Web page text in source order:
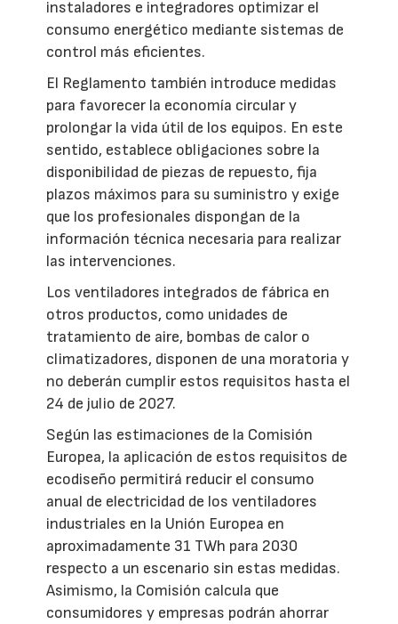
instaladores e integradores optimizar el
consumo energético mediante sistemas de
control más eficientes.
El Reglamento también introduce medidas
para favorecer la economía circular y
prolongar la vida útil de los equipos. En este
sentido, establece obligaciones sobre la
disponibilidad de piezas de repuesto, fija
plazos máximos para su suministro y exige
que los profesionales dispongan de la
información técnica necesaria para realizar
las intervenciones.
Los ventiladores integrados de fábrica en
otros productos, como unidades de
tratamiento de aire, bombas de calor o
climatizadores, disponen de una moratoria y
no deberán cumplir estos requisitos hasta el
24 de julio de 2027.
Según las estimaciones de la Comisión
Europea, la aplicación de estos requisitos de
ecodiseño permitirá reducir el consumo
anual de electricidad de los ventiladores
industriales en la Unión Europea en
aproximadamente 31 TWh para 2030
respecto a un escenario sin estas medidas.
Asimismo, la Comisión calcula que
consumidores y empresas podrán ahorrar